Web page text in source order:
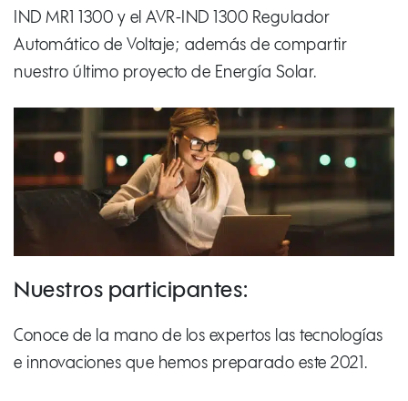
IND MR1 1300 y el AVR-IND 1300 Regulador
Automático de Voltaje; además de compartir
nuestro último proyecto de Energía Solar.
Nuestros participantes:
Conoce de la mano de los expertos las tecnologías
e innovaciones que hemos preparado este 2021.